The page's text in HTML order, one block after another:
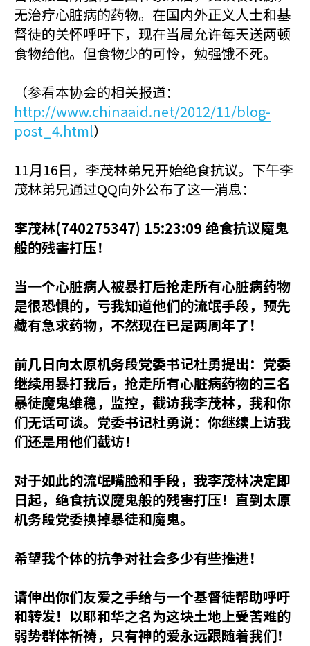
无治疗心脏病的药物。在国内外正义人士和基
督徒的关怀呼吁下，现在当局允许每天送两顿
食物给他。但食物少的可怜，勉强饿不死。
（参看本协会的相关报道：
http://www.chinaaid.net/2012/11/blog-
post_4.html）
11月16日，李茂林弟兄开始绝食抗议。下午李
茂林弟兄通过QQ向外公布了这一消息：
李茂林(740275347) 15:23:09 绝食抗议魔鬼
般的残害打压！
当一个心脏病人被暴打后抢走所有心脏病药物
是很恐惧的，亏我知道他们的流氓手段，预先
藏有急求药物，不然现在已是两周年了！
前几日向太原机务段党委书记杜勇提出：党委
继续用暴打我后，抢走所有心脏病药物的三名
暴徒魔鬼维稳，监控，截访我李茂林，我和你
们无话可谈。党委书记杜勇说：你继续上访我
们还是用他们截访！
对于如此的流氓嘴脸和手段，我李茂林决定即
日起，绝食抗议魔鬼般的残害打压！直到太原
机务段党委换掉暴徒和魔鬼。
希望我个体的抗争对社会多少有些推进！
请伸出你们友爱之手给与一个基督徒帮助呼吁
和转发！以耶和华之名为这块土地上受苦难的
弱势群体祈祷，只有神的爱永远跟随着我们！